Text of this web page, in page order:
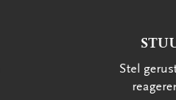
Stel